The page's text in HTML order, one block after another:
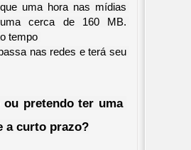
uma hora nas mídias
cerca de 160 MB.
tempo
nas redes e terá seu
ou pretendo ter uma
a curto prazo?